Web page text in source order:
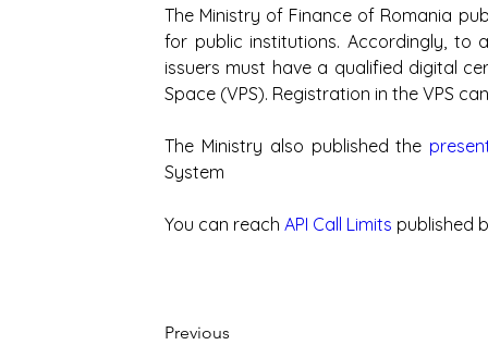
The Ministry of Finance of Romania
for public institutions. Accordingly, to
issuers must have a qualified digital
Space (VPS). Registration in the VPS
The Ministry also published the
System
You can reach API Call Limits published
Previous